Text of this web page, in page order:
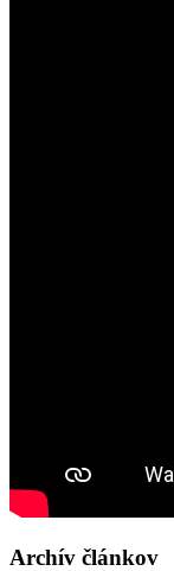
Archív článkov